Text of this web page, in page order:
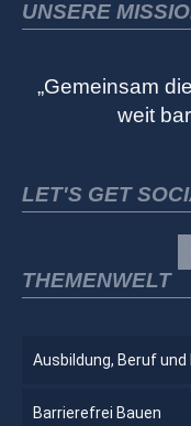
UNSERE
„Gemeinsam
weit
LET'S GET
THEMENWELT
Ausbildung, Beruf und
Barrierefrei Bauen